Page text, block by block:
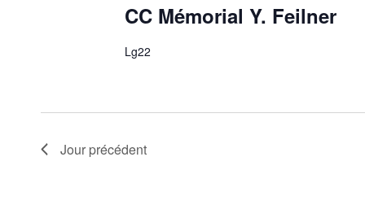
CC Mémorial Y. Feilner
Lg22
Jour précédent